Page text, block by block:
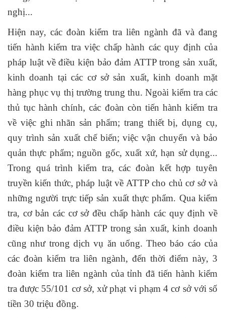
nghị...
Hiện nay, các đoàn kiểm tra liên ngành đã và đang
tiến hành kiểm tra việc chấp hành các quy định của
pháp luật về điều kiện bảo đảm ATTP trong sản xuất,
kinh doanh tại các cơ sở sản xuất, kinh doanh mặt
hàng phục vụ thị trường trung thu. Ngoài kiểm tra các
thủ tục hành chính, các đoàn còn tiến hành kiểm tra
về việc ghi nhãn sản phẩm; trang thiết bị, dụng cụ,
quy trình sản xuất chế biến; việc vận chuyển và bảo
quản thực phẩm; nguồn gốc, xuất xứ, hạn sử dụng...
Trong quá trình kiểm tra, các đoàn kết hợp tuyên
truyền kiến thức, pháp luật về ATTP cho chủ cơ sở và
những người trực tiếp sản xuất thực phẩm. Qua kiểm
tra, cơ bản các cơ sở đều chấp hành các quy định về
điều kiện bảo đảm ATTP trong sản xuất, kinh doanh
cũng như trong dịch vụ ăn uống. Theo báo cáo của
các đoàn kiểm tra liên ngành, đến thời điểm này, 3
đoàn kiểm tra liên ngành của tỉnh đã tiến hành kiểm
tra được 55/101 cơ sở, xử phạt vi phạm 4 cơ sở với số
tiền 30 triệu đồng.